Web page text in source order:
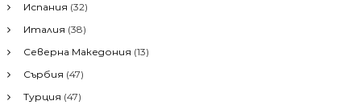
Испания (32)
Италия (38)
Северна Македония (13)
Сърбия (47)
Турция (47)